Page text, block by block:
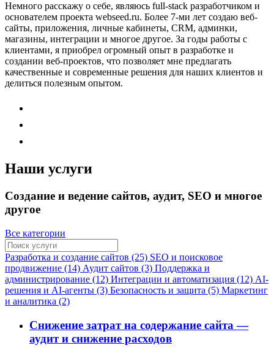
Немного расскажу о себе, являюсь full-stack разработчиком и
основателем проекта webseed.ru. Более 7-ми лет создаю веб-
сайты, приложения, личные кабинеты, CRM, админки,
магазины, интеграции и многое другое. За годы работы с
клиентами, я приобрел огромный опыт в разработке и
создании веб-проектов, что позволяет мне предлагать
качественные и современные решения для наших клиентов и
делиться полезным опытом.
Наши услуги
Создание и ведение сайтов, аудит, SEO и многое
другое
Все категории
Разработка и создание сайтов (25) SEO и поисковое
продвижение (14) Аудит сайтов (3) Поддержка и
администрирование (12) Интеграции и автоматизация (12) AI-
решения и AI-агенты (3) Безопасность и защита (5) Маркетинг
и аналитика (2)
Снижение затрат на содержание сайта —
аудит и снижение расходов